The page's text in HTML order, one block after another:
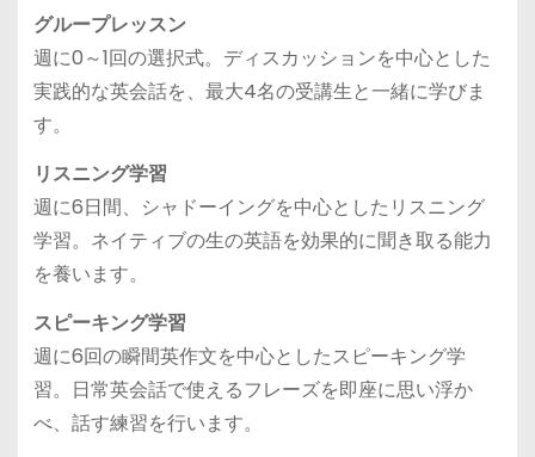
グループレッスン
週に0～1回の選択式。ディスカッションを中心とした
実践的な英会話を、最大4名の受講生と一緒に学びま
す。
リスニング学習
週に6日間、シャドーイングを中心としたリスニング
学習。ネイティブの生の英語を効果的に聞き取る能力
を養います。
スピーキング学習
週に6回の瞬間英作文を中心としたスピーキング学
習。日常英会話で使えるフレーズを即座に思い浮か
べ、話す練習を行います。